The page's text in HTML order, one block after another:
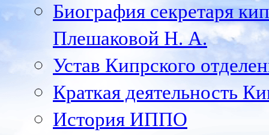
Биография секретаря
Плешаковой Н. А.
Устав Кипрского
Краткая деятельность
История ИППО